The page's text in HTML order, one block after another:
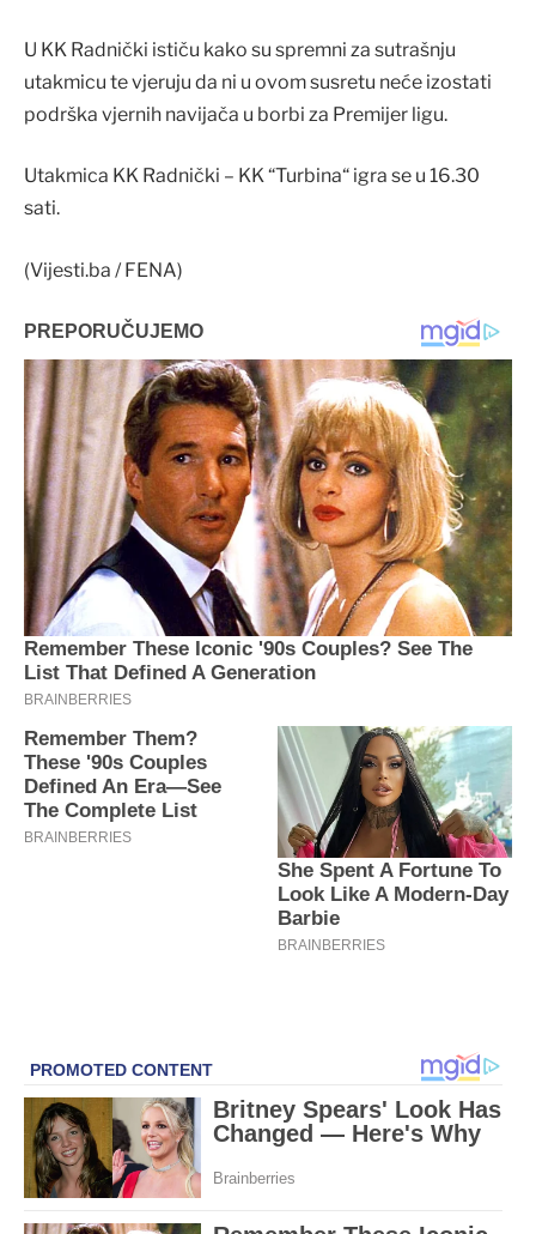
U KK Radnički ističu kako su spremni za sutrašnju
utakmicu te vjeruju da ni u ovom susretu neće izostati
podrška vjernih navijača u borbi za Premijer ligu.
Utakmica KK Radnički – KK “Turbina“ igra se u 16.30
sati.
(Vijesti.ba / FENA)